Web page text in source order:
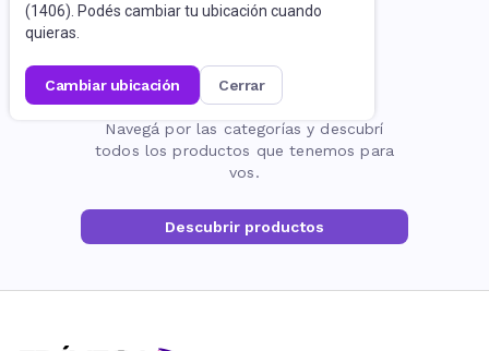
(1406). Podés cambiar tu ubicación cuando
quieras.
cambiar ubicación cerrar
La página no existe
Navegá por las categorías y descubrí
todos los productos que tenemos para
vos.
Descubrir productos